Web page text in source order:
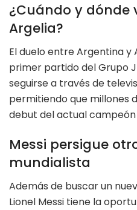
¿Cuándo y dónde
Argelia?
El duelo entre Argentina
primer partido del Grupo
seguirse a través de
permitiendo que millones
debut del actual campeón
Messi persigue
mundialista
Además de buscar un
Lionel Messi tiene la